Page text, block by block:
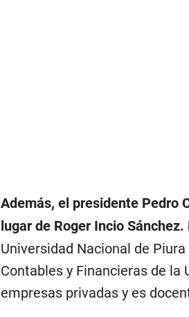
Además, el presidente Pedro
lugar de Roger Incio
Universidad Nacional de
Contables y Financieras de la
empresas privadas y es